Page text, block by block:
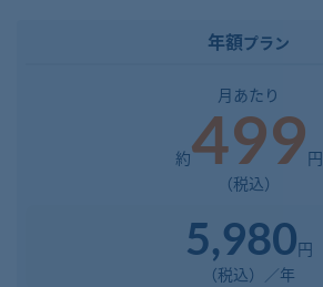
年額プラン
月あたり
約499円
（税込）
5,980円
（税込）／年